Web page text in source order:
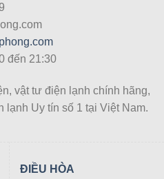
trục của màn hình 360° –
lên đến: 250mm
lỗ lắp) tương thích VESA:
đến 21:30
vật tư điện lạnh chính hãng,
lạnh Uy tín số 1 tại Việt Nam.
ĐIỀU HÒA